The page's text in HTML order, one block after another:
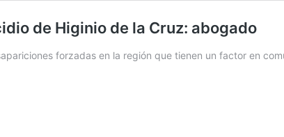
de Higinio de la Cruz: abogado
forzadas en la región que tienen un factor en